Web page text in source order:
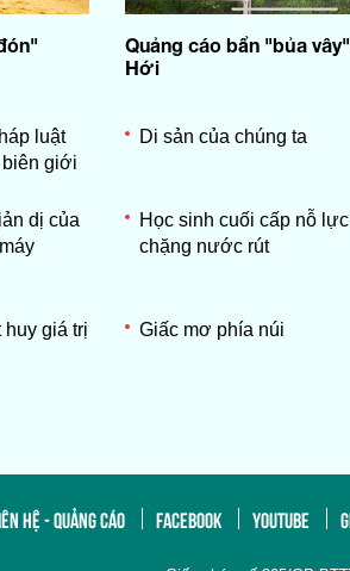
Quảng cáo bẩn "bủa
Hới
luật
giới
Di sản của chúng ta
dị của
Học sinh cuối cấp nỗ
chặng nước rút
huy giá trị
Giấc mơ phía núi
HỆ - QUẢNG CÁO FACEBOOK YOUTUBE